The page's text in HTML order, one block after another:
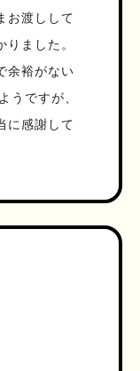
お渡しして
ました。
余裕がない
うですが、
に感謝して